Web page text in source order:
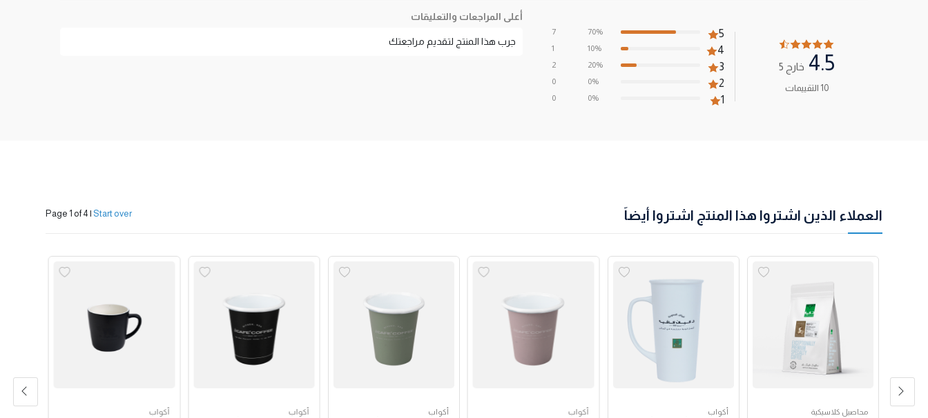
4.5 خارج 5
10 التقييمات
5
4
3
2
1
70%
10%
20%
0%
0%
7
1
2
0
0
أعلى المراجعات والتعليقات
جرب هذا المنتج لتقديم مراجعتك
العملاء الذين اشتروا هذا المنتج اشتروا أيضاً Page 1 of 4 | Start over
محاصيل كلاسيكية أكواب أكواب أكواب أكواب أكواب